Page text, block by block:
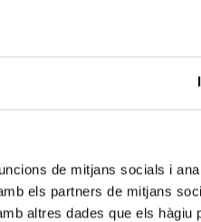
de mitjans socials i
els partners de mitjans
altres dades que els hàgiu
que su diseminación puede
con predominancia de
es crucial, ya que un sobre